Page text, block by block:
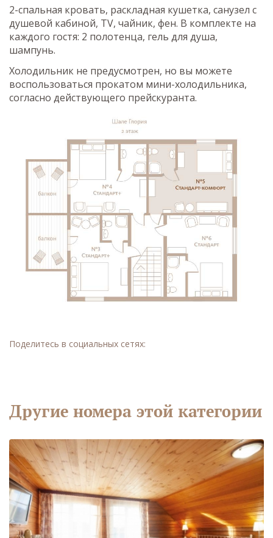
2-спальная кровать, раскладная кушетка, санузел с
душевой кабиной, TV, чайник, фен. В комплекте на
каждого гостя: 2 полотенца, гель для душа,
шампунь.
Холодильник не предусмотрен, но вы можете
воспользоваться прокатом мини-холодильника,
согласно действующего прейскуранта.
Поделитесь в социальных сетях:
Другие номера этой категории